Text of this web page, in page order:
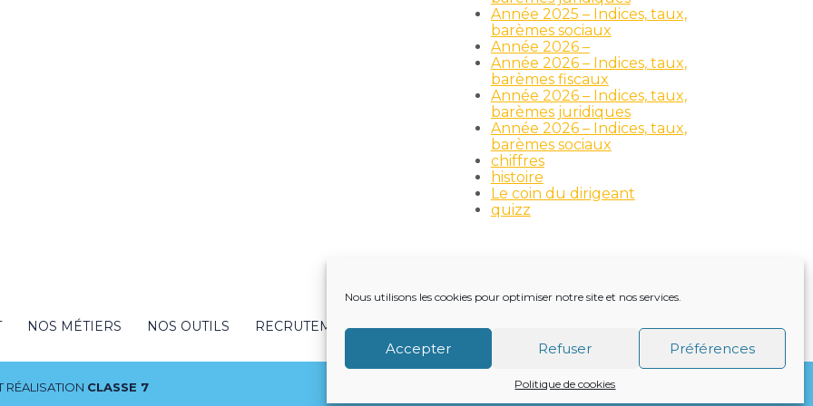
Nous utilisons les cookies pour optimiser notre site et nos services.
Accepter Refuser Préférences
Politique de cookies
Année 2025 – Indices, taux,
barèmes sociaux
Année 2026 –
Année 2026 – Indices, taux,
barèmes fiscaux
Année 2026 – Indices, taux,
barèmes juridiques
Année 2026 – Indices, taux,
barèmes sociaux
chiffres
histoire
Le coin du dirigeant
quizz
NOS MÉTIERS NOS OUTILS RECRUTEMENT NOTRE ACTUALITÉ VIE DU CABINET CONTACT
RÉALISATION CLASSE 7